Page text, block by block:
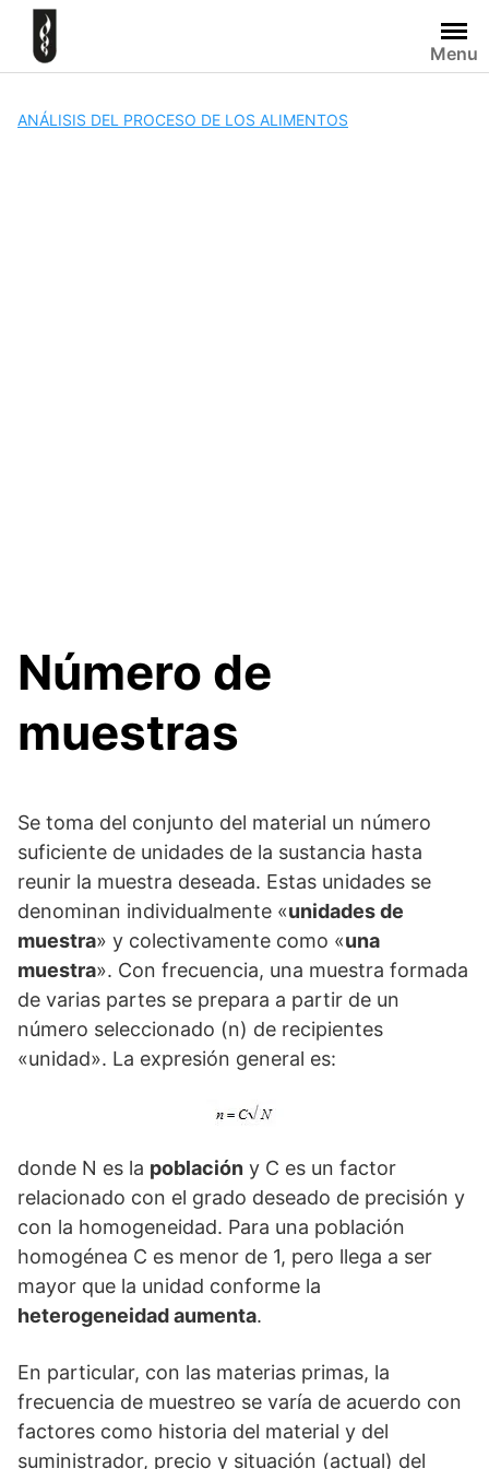
Skip
content
Menu
ANÁLISIS DEL PROCESO DE LOS ALIMENTOS
Número de
muestras
Se toma del conjunto del material un número
suficiente de unidades de la sustancia hasta
reunir la muestra deseada. Estas unidades se
denominan individualmente «unidades de
muestra» y colectivamente como «una
muestra». Con frecuencia, una muestra formada
de varias partes se prepara a partir de un
número seleccionado (n) de recipientes
«unidad». La expresión general es:
donde N es la población y C es un factor
relacionado con el grado deseado de precisión y
con la homogeneidad. Para una población
homogénea C es menor de 1, pero llega a ser
mayor que la unidad conforme la
heterogeneidad aumenta.
En particular, con las materias primas, la
frecuencia de muestreo se varía de acuerdo con
factores como historia del material y del
suministrador, precio y situación (actual) del